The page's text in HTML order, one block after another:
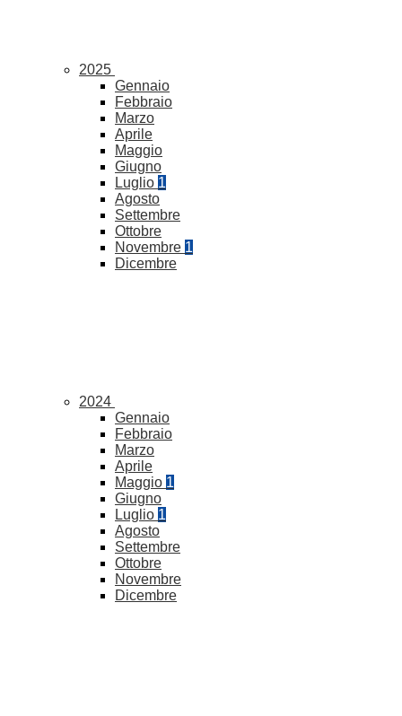
2025
Gennaio
Febbraio
Marzo
Aprile
Maggio
Giugno
Luglio 1
Agosto
Settembre
Ottobre
Novembre 1
Dicembre
2024
Gennaio
Febbraio
Marzo
Aprile
Maggio 1
Giugno
Luglio 1
Agosto
Settembre
Ottobre
Novembre
Dicembre